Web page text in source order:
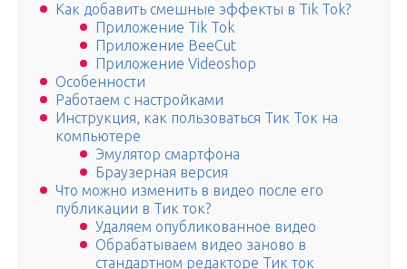
Как добавить смешные эффекты в Tik Tok?
Приложение Tik Tok
Приложение BeeCut
Приложение Videoshop
Особенности
Работаем с настройками
Инструкция, как пользоваться Тик Ток на
компьютере
Эмулятор смартфона
Браузерная версия
Что можно изменить в видео после его
публикации в Тик ток?
Удаляем опубликованное видео
Обрабатываем видео заново в
стандартном редакторе Тик ток